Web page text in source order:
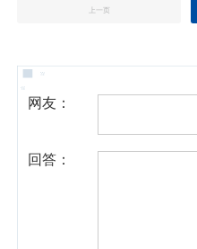
上一页
网友：
回答：